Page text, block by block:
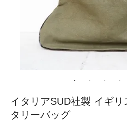
イタリアSUD社製 イギ
タリーバッグ